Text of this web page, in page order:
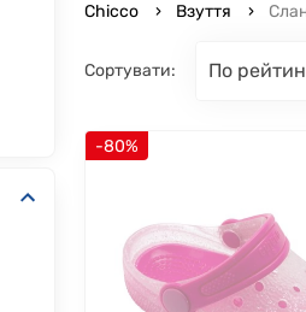
Chicco Взуття
Сортувати: по
-80%